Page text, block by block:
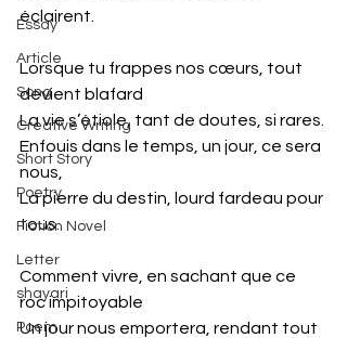
Essay
Article
Song
Creative Writing
Short Story
Poetry
Fiction Novel
Letter
shayari
Poem
éclairent.
Lorsque tu frappes nos cœurs, tout
devient blafard
La vie s’étiole, tant de doutes, si rares.
Enfouis dans le temps, un jour, ce sera
nous,
La pierre du destin, lourd fardeau pour
tous.
Comment vivre, en sachant que ce
roc impitoyable
Un jour nous emportera, rendant tout